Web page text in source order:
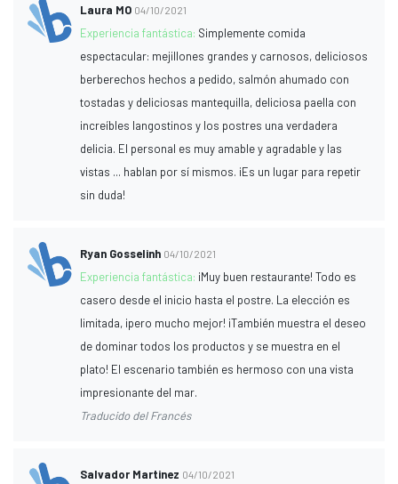
Laura MO 04/10/2021
Experiencia fantástica: Simplemente comida
espectacular: mejillones grandes y carnosos, deliciosos
berberechos hechos a pedido, salmón ahumado con
tostadas y deliciosas mantequilla, deliciosa paella con
increíbles langostinos y los postres una verdadera
delicia. El personal es muy amable y agradable y las
vistas ... hablan por sí mismos. ¡Es un lugar para repetir
sin duda!
Ryan Gosselinh 04/10/2021
Experiencia fantástica: ¡Muy buen restaurante! Todo es
casero desde el inicio hasta el postre. La elección es
limitada, ¡pero mucho mejor! ¡También muestra el deseo
de dominar todos los productos y se muestra en el
plato! El escenario también es hermoso con una vista
impresionante del mar.
Traducido del Francés
Salvador Martinez 04/10/2021